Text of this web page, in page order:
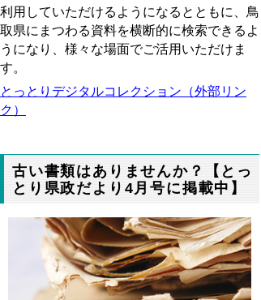
利用していただけるようになるとともに、鳥
取県にまつわる資料を横断的に検索できるよ
うになり、様々な場面でご活用いただけま
す。
とっとりデジタルコレクション（外部リン
ク）
古い書類はありませんか？【とっ
とり県政だより4月号に掲載中】